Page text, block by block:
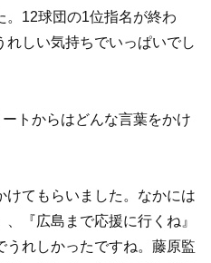
。12球団の1位指名が終わ
れしい気持ちでいっぱいでし
トからはどんな言葉をかけ
けてもらいました。なかには
、『広島まで応援に行くね』
うれしかったですね。藤原監